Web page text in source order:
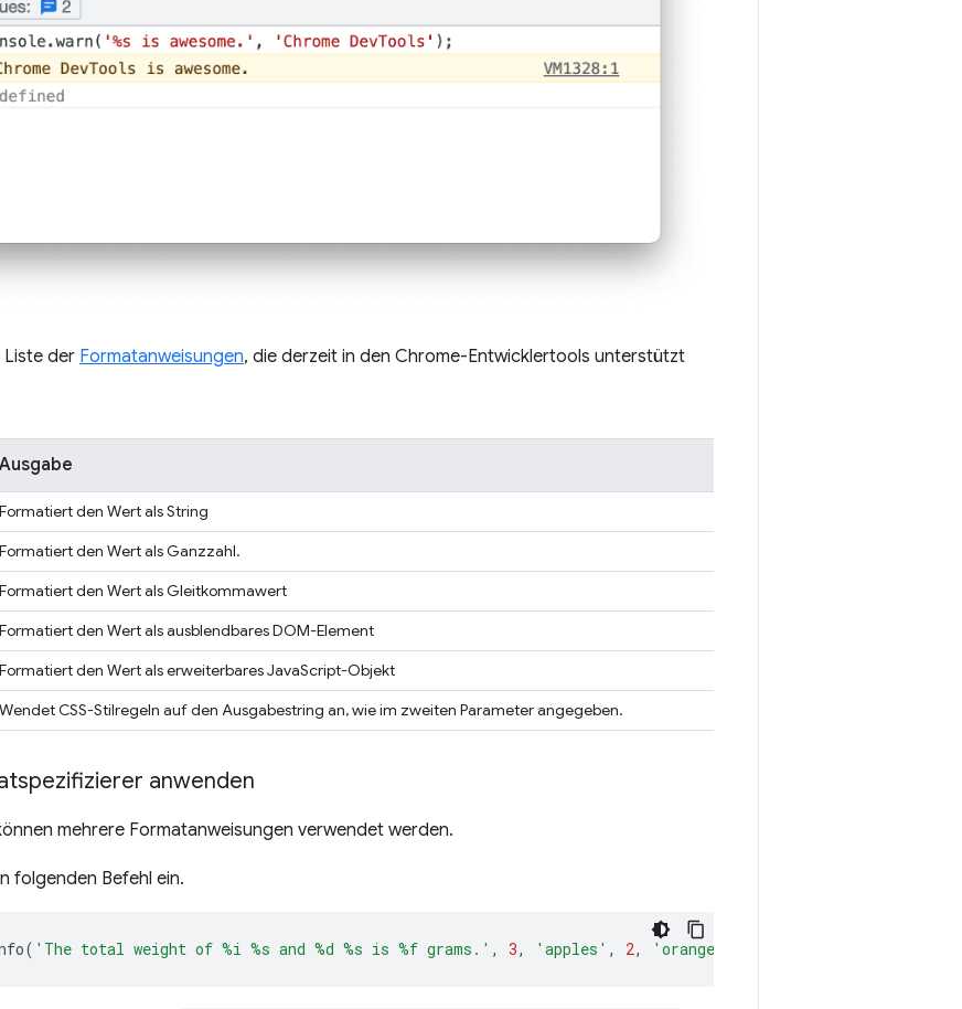
Liste der Formatanweisungen, die derzeit in den Chrome-Entwicklertools unterstützt
Ausgabe
Formatiert den Wert als String
Formatiert den Wert als Ganzzahl.
Formatiert den Wert als Gleitkommawert
Formatiert den Wert als ausblendbares DOM-Element
Formatiert den Wert als erweiterbares JavaScript-Objekt
Wendet CSS-Stilregeln auf den Ausgabestring an, wie im zweiten Parameter angegeben.
anwenden
mehrere Formatanweisungen verwendet werden.
folgenden Befehl ein.
( 'The total weight of %i %s and %d %s is %f grams.' , 3, 'apples' , 2, 'oranges'